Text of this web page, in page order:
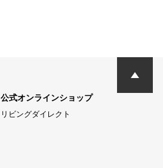
公式オンラインショップ
リビングダイレクト